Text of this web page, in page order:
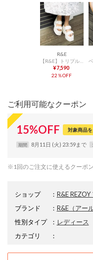
R&E
【R&E】トリプルソールWベルト厚底サンダル （ホワイト）
¥7,590
22％OFF
ご利用可能なクーポン
15%OFF 対象商品
期間 8月11日 (火) 23:59まで
※1回のご注文に使えるクーポ
ショップ ： R&E
ブランド
： R&E（アー
性別タイプ
： レディース
カテゴリ
：